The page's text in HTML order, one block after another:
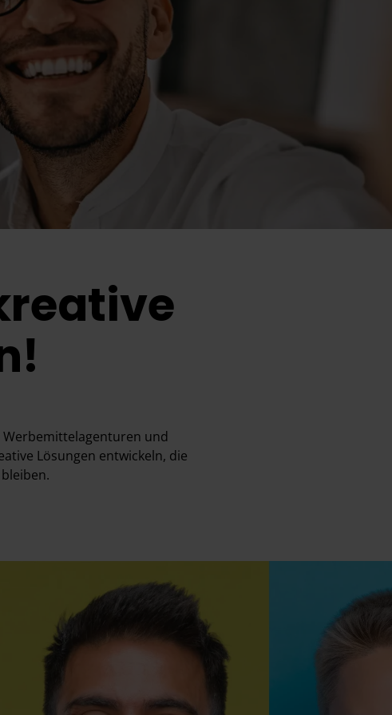
Werbemittelagenturen und
Lösungen entwickeln, die